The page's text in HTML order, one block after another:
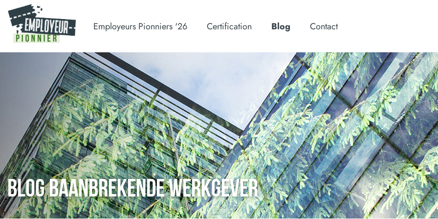
Employeurs Pionniers '26 Certification Blog Contact
BLOG BAANBREKENDE WERKGEVER